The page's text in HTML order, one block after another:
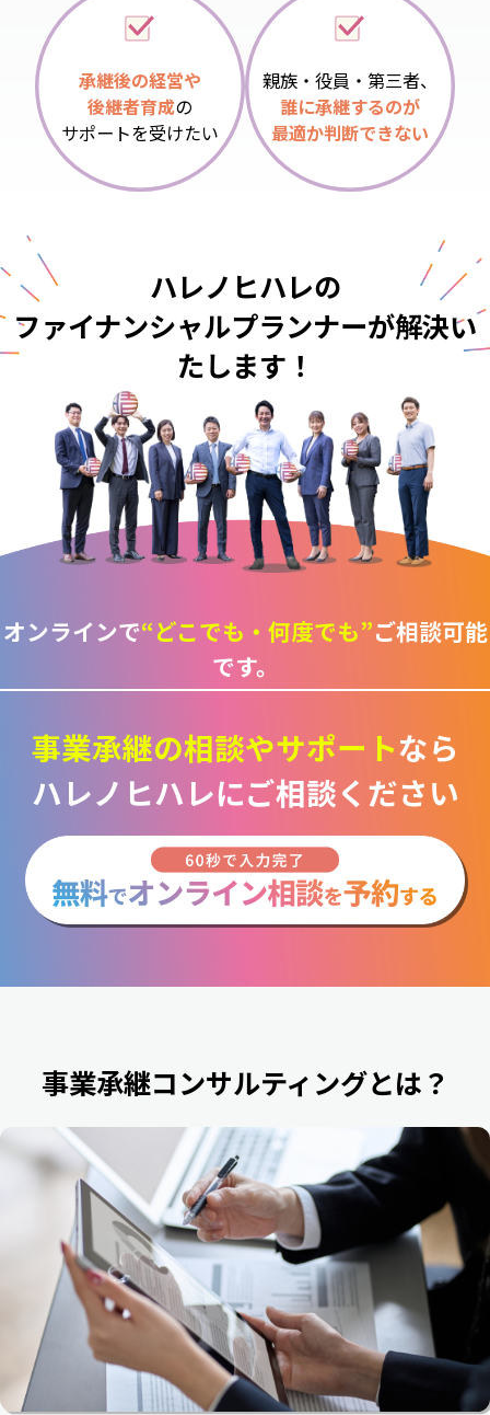
承継後の経営や
後継者育成の
サポートを受けたい
親族・役員・第三者、
誰に承継するのが
最適か判断できない
ハレノヒハレの
ファイナンシャルプランナーが解決い
たします！
オンラインで“どこでも・何度でも”ご相談可能
です。
事業承継の相談やサポートなら
ハレノヒハレにご相談ください
事業承継コンサルティングとは？